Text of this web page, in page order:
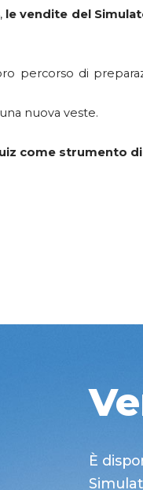
le vendite del
percorso di
nuova veste.
come strumento
È